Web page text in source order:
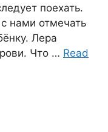
поехать.
нами отмечать
Лера
Что … Read